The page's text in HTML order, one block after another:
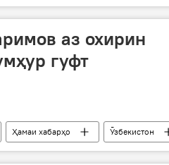
аз охирин
гуфт
Ҳамаи хабарҳо Ӯзбекистон